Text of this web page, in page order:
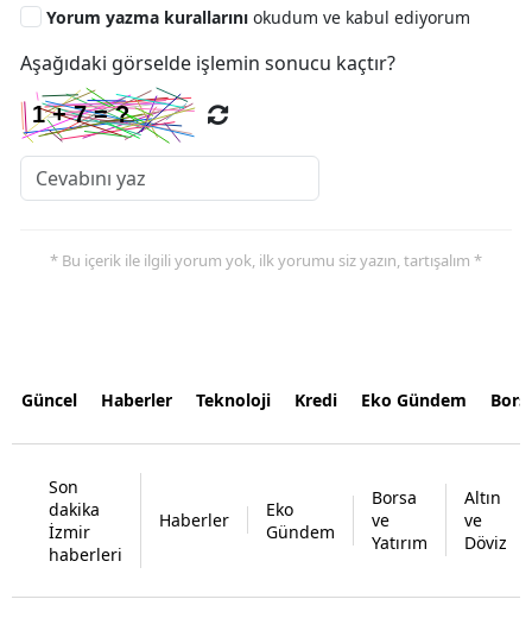
Yorum yazma kurallarını okudum ve kabul ediyorum
Aşağıdaki görselde işlemin sonucu kaçtır?
* Bu içerik ile ilgili yorum yok, ilk yorumu siz yazın, tartışalım *
Güncel Haberler Teknoloji Kredi Eko Gündem
Son
dakika
İzmir
haberleri
Haberler
Eko
Gündem
Borsa
ve
Yatırım
Altın
ve
Döviz